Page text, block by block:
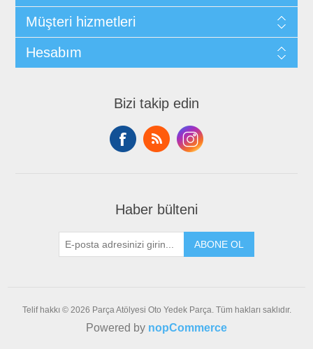
Müşteri hizmetleri
Hesabım
Bizi takip edin
Haber bülteni
ABONE OL
Telif hakkı © 2026 Parça Atölyesi Oto Yedek Parça. Tüm hakları saklıdır.
Powered by nopCommerce